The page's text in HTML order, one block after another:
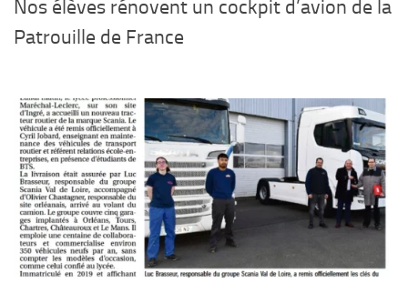
Nos élèves rénovent un cockpit d’avion de la
Patrouille de France